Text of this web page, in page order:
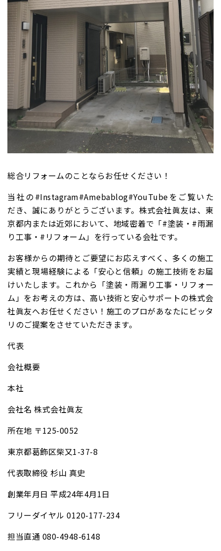
総合リフォームのことならお任せください！
当社の#Instagram#Amebablog#YouTubeをご覧いた
だき、誠にありがとうございます。株式会社眞友は、東
京都内または近郊において、地域密着で「#塗装・#雨漏
り工事・#リフォーム」を行っている会社です。
お客様からの期待とご要望にお応えすべく、多くの施工
実績と現場経験による「安心と信頼」の施工技術をお届
けいたします。これから「塗装・雨漏り工事・リフォー
ム」をお考えの方は、高い技術と安心サポートの株式会
社眞友へお任せください！施工のプロがあなたにピッタ
リのご提案をさせていただきます。
代表
会社概要
本社
会社名 株式会社眞友
所在地 〒125-0052
東京都葛飾区柴又1-37-8
代表取締役 杉山 真史
創業年月日 平成24年4月1日
フリーダイヤル 0120-177-234
担当直通 080-4948-6148